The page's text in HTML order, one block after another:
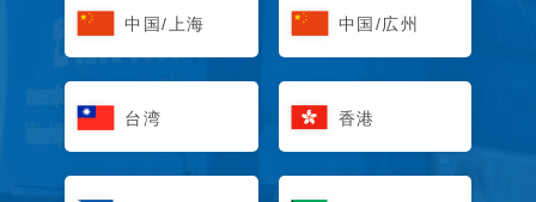
中国/上海 中国/広州
台湾 香港